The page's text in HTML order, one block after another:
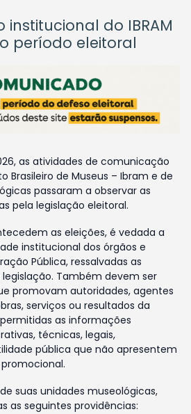
do IBRAM
período eleitoral
as atividades de comunicação
Brasileiro de Museus – Ibram e de
passaram a observar as
pela legislação eleitoral.
as eleições, é vedada a
institucional dos órgãos e
Pública, ressalvadas as
Também devem ser
promovam autoridades, agentes
serviços ou resultados da
as informações
técnicas, legais,
pública que não apresentem
suas unidades museológicas,
as seguintes providências: